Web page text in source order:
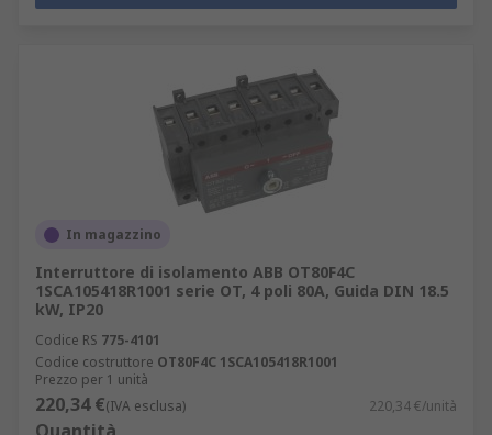
In magazzino
Interruttore di isolamento ABB OT80F4C
1SCA105418R1001 serie OT, 4 poli 80A, Guida DIN 18.5
kW, IP20
Codice RS 775-4101
Codice costruttore OT80F4C 1SCA105418R1001
Prezzo per 1 unità
220,34 €(IVA esclusa) 220,34 €/unità